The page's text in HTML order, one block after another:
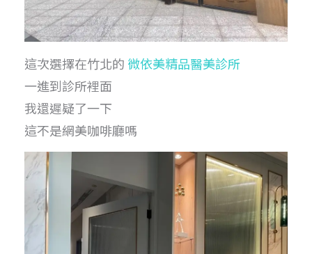
這次選擇在竹北的 微依美精品醫美診所
一進到診所裡面
我還遲疑了一下
這不是網美咖啡廳嗎